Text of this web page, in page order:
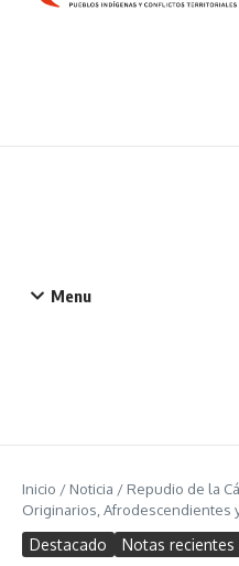
Menu
Inicio / Noticia / Repudio de la
Originarios, Afrodescendientes
Destacado Notas recientes